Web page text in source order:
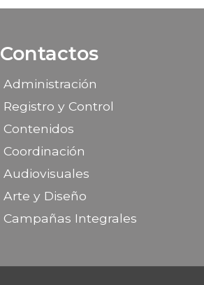
Contactos
Administración
Registro y Control
Contenidos
Coordinación
Audiovisuales
Arte y Diseño
Campañas Integrales